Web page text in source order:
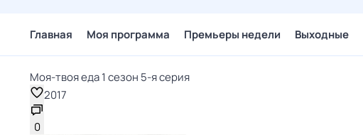
Главная Моя программа Премьеры недели Выходные
Моя-твоя еда 1 сезон 5-я серия
2017
0